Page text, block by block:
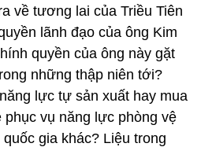
về tương lai của Triều Tiên
lãnh đạo của ông Kim
quyền của ông này gặt
những thập niên tới?
lực tự sản xuất hay mua
vụ năng lực phòng vệ
gia khác? Liệu trong